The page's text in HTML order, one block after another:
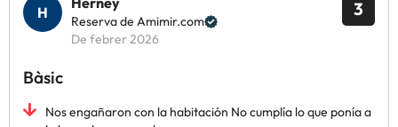
3
Reserva de Amimir.com
De febrer 2026
Bàsic
Nos engañaron con la habitación No cumplía lo que ponía a